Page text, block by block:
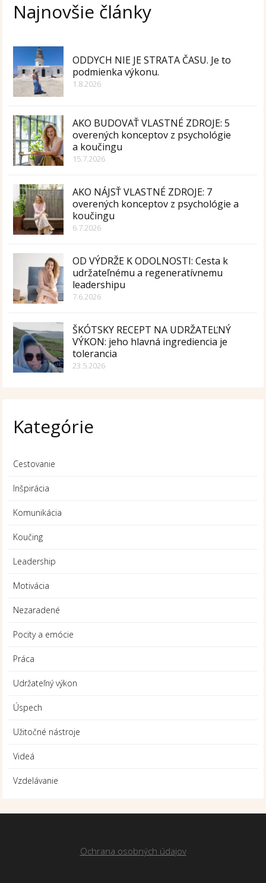
Najnovšie články
ODDYCH NIE JE STRATA ČASU. Je to
podmienka výkonu.
1.8.2026
AKO BUDOVAŤ VLASTNÉ ZDROJE: 5
overených konceptov z psychológie
a koučingu
15.7.2026
AKO NÁJSŤ VLASTNÉ ZDROJE: 7
overených konceptov z psychológie a
koučingu
6.7.2026
OD VÝDRŽE K ODOLNOSTI: Cesta k
udržateľnému a regeneratívnemu
leadershipu
7.6.2026
ŠKÓTSKY RECEPT NA UDRŽATEĽNÝ
VÝKON: jeho hlavná ingrediencia je
tolerancia
23.5.2026
Kategórie
Cestovanie
Inšpirácia
Komunikácia
Koučing
Leadership
Motivácia
Nezaradené
Pocity a emócie
Práca
Udržateľný výkon
Úspech
Užitočné nástroje
Videá
Vzdelávanie
Ochrana osobných údajov